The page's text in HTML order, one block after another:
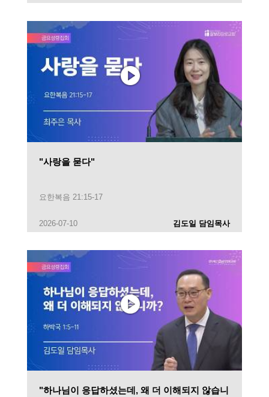
"사랑을 묻다"
요한복음 21:15-17
2026-07-10 김도일 담임목사
"하나님이 응답하셨는데, 왜 더 이해되지 않습니